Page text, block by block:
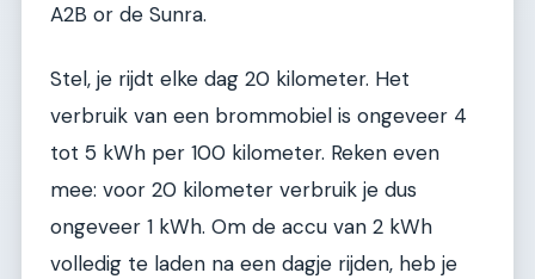
A2B or de Sunra.
Stel, je rijdt elke dag 20 kilometer. Het
verbruik van een brommobiel is ongeveer 4
tot 5 kWh per 100 kilometer. Reken even
mee: voor 20 kilometer verbruik je dus
ongeveer 1 kWh. Om de accu van 2 kWh
volledig te laden na een dagje rijden, heb je